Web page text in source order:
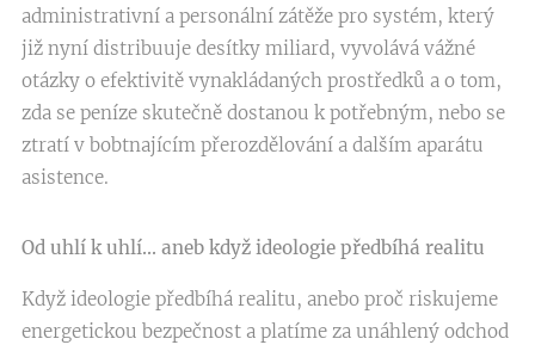
administrativní a personální zátěže pro systém, který
již nyní distribuuje desítky miliard, vyvolává vážné
otázky o efektivitě vynakládaných prostředků a o tom,
zda se peníze skutečně dostanou k potřebným, nebo se
ztratí v bobtnajícím přerozdělování a dalším aparátu
asistence.
Od uhlí k uhlí... aneb když ideologie předbíhá realitu
Když ideologie předbíhá realitu, anebo proč riskujeme
energetickou bezpečnost a platíme za unáhlený odchod